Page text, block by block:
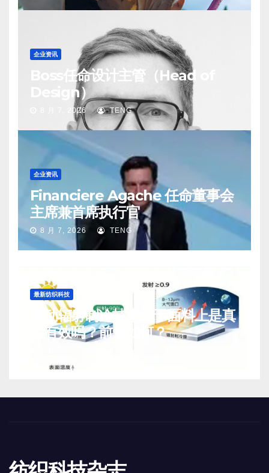
企业资讯
Boss任命设计主管（Head of
Design）
8 月 7, 2026 TENG
企业资讯
Financiere Agache 任命董事会
主席兼首席执行官
8 月 7, 2026 TENG
最新纺织科技
被动辐射制冷技术用于面料上是真
实有效吗？前景如何？